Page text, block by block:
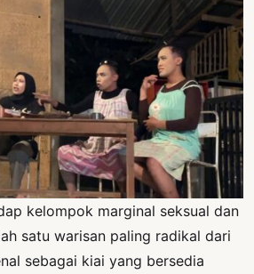
kelompok marginal seksual dan
satu warisan paling radikal dari
sebagai kiai yang bersedia